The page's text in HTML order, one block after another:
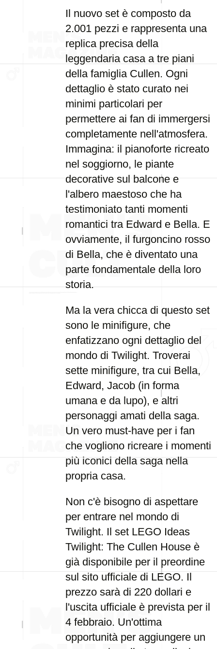
Il nuovo set è composto da
2.001 pezzi e rappresenta una
replica precisa della
leggendaria casa a tre piani
della famiglia Cullen. Ogni
dettaglio è stato curato nei
minimi particolari per
permettere ai fan di immergersi
completamente nell'atmosfera.
Immagina: il pianoforte ricreato
nel soggiorno, le piante
decorative sul balcone e
l'albero maestoso che ha
testimoniato tanti momenti
romantici tra Edward e Bella. E
ovviamente, il furgoncino rosso
di Bella, che è diventato una
parte fondamentale della loro
storia.
Ma la vera chicca di questo set
sono le minifigure, che
enfatizzano ogni dettaglio del
mondo di Twilight. Troverai
sette minifigure, tra cui Bella,
Edward, Jacob (in forma
umana e da lupo), e altri
personaggi amati della saga.
Un vero must-have per i fan
che vogliono ricreare i momenti
più iconici della saga nella
propria casa.
Non c'è bisogno di aspettare
per entrare nel mondo di
Twilight. Il set LEGO Ideas
Twilight: The Cullen House è
già disponibile per il preordine
sul sito ufficiale di LEGO. Il
prezzo sarà di 220 dollari e
l'uscita ufficiale è prevista per il
4 febbraio. Un'ottima
opportunità per aggiungere un